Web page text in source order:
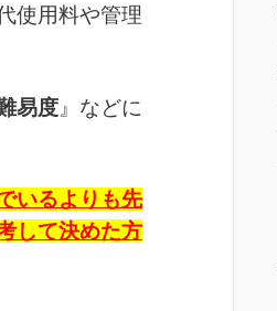
使用料や管理
易度 』などに
いるよりも先
して決めた方